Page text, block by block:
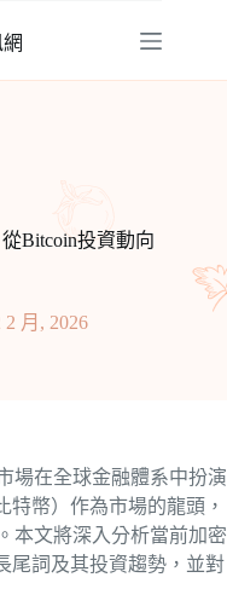
Bitcoin投資動向
2 月, 2026
場在全球金融體系中扮演
特幣）作為市場的龍頭，
本文將深入分析當前加密
尾詞及其投資趨勢，並對